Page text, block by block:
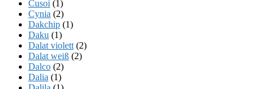
Cusoi (1)
Cynia (2)
Dakchip (1)
Daku (1)
Dalat violett (2)
Dalat weiß (2)
Dalco (2)
Dalia (1)